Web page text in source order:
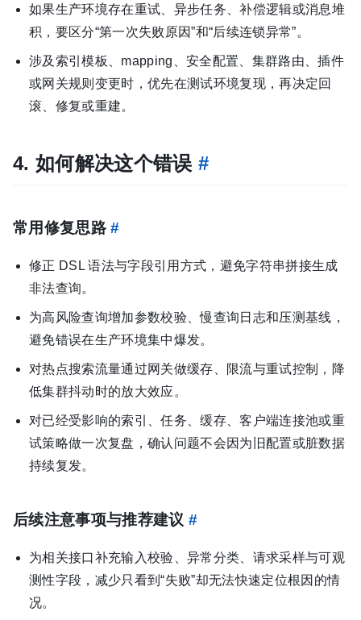
如果生产环境存在重试、异步任务、补偿逻辑或消息堆
积，要区分“第一次失败原因”和“后续连锁异常”。
涉及索引模板、mapping、安全配置、集群路由、插件
或网关规则变更时，优先在测试环境复现，再决定回
滚、修复或重建。
4. 如何解决这个错误 #
常用修复思路#
修正 DSL 语法与字段引用方式，避免字符串拼接生成
非法查询。
为高风险查询增加参数校验、慢查询日志和压测基线，
避免错误在生产环境集中爆发。
对热点搜索流量通过网关做缓存、限流与重试控制，降
低集群抖动时的放大效应。
对已经受影响的索引、任务、缓存、客户端连接池或重
试策略做一次复盘，确认问题不会因为旧配置或脏数据
持续复发。
后续注意事项与推荐建议 #
为相关接口补充输入校验、异常分类、请求采样与可观
测性字段，减少只看到“失败”却无法快速定位根因的情
况。